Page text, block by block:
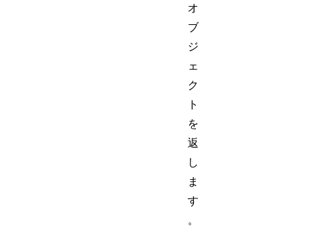
オ
ブ
ジ
ェ
ク
ト
を
返
し
ま
す
。